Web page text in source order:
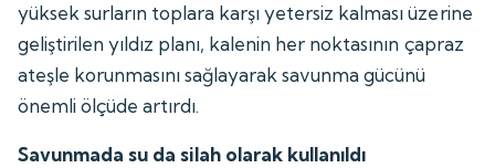
yüksek surların toplara karşı yetersiz kalması üzerine
geliştirilen yıldız planı, kalenin her noktasının çapraz
ateşle korunmasını sağlayarak savunma gücünü
önemli ölçüde artırdı.
Savunmada su da silah olarak kullanıldı